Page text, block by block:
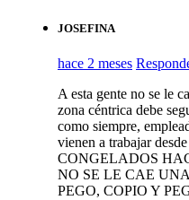
JOSEFINA
hace 2 meses
A esta gente no se le
zona céntrica debe
como siempre,
vienen a trabajar
CONGELADOS
NO SE LE CAE
PEGO, COPIO Y